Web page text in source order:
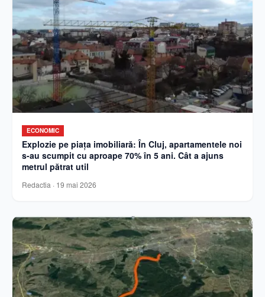
ECONOMIC
Explozie pe piața imobiliară: În Cluj, apartamentele noi
s-au scumpit cu aproape 70% în 5 ani. Cât a ajuns
metrul pătrat util
Redactia · 19 mai 2026